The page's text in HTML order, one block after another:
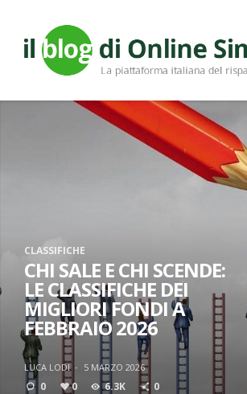
CLASSIFICHE
CHI SALE E CHI SCENDE:
LE CLASSIFICHE DEI
MIGLIORI FONDI A
FEBBRAIO 2026
LUCA LODI · 5 MARZO 2026
0 0 6.3K 0